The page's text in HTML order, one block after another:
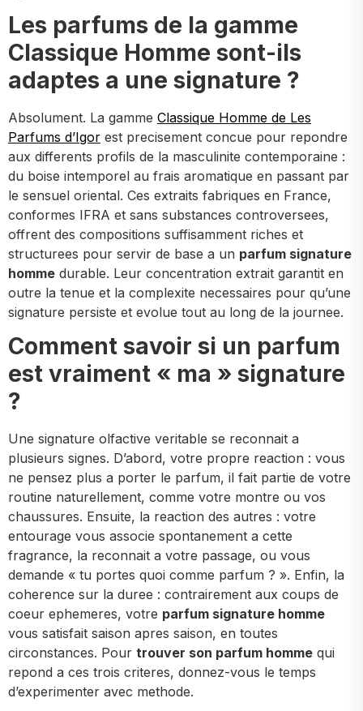
Les parfums de la gamme
Classique Homme sont-ils
adaptes a une signature ?
Absolument. La gamme Classique Homme de Les
Parfums d’Igor est precisement concue pour repondre
aux differents profils de la masculinite contemporaine :
du boise intemporel au frais aromatique en passant par
le sensuel oriental. Ces extraits fabriques en France,
conformes IFRA et sans substances controversees,
offrent des compositions suffisamment riches et
structurees pour servir de base a un parfum signature
homme durable. Leur concentration extrait garantit en
outre la tenue et la complexite necessaires pour qu’une
signature persiste et evolue tout au long de la journee.
Comment savoir si un parfum
est vraiment « ma » signature
?
Une signature olfactive veritable se reconnait a
plusieurs signes. D’abord, votre propre reaction : vous
ne pensez plus a porter le parfum, il fait partie de votre
routine naturellement, comme votre montre ou vos
chaussures. Ensuite, la reaction des autres : votre
entourage vous associe spontanement a cette
fragrance, la reconnait a votre passage, ou vous
demande « tu portes quoi comme parfum ? ». Enfin, la
coherence sur la duree : contrairement aux coups de
coeur ephemeres, votre parfum signature homme
vous satisfait saison apres saison, en toutes
circonstances. Pour trouver son parfum homme qui
repond a ces trois criteres, donnez-vous le temps
d’experimenter avec methode.